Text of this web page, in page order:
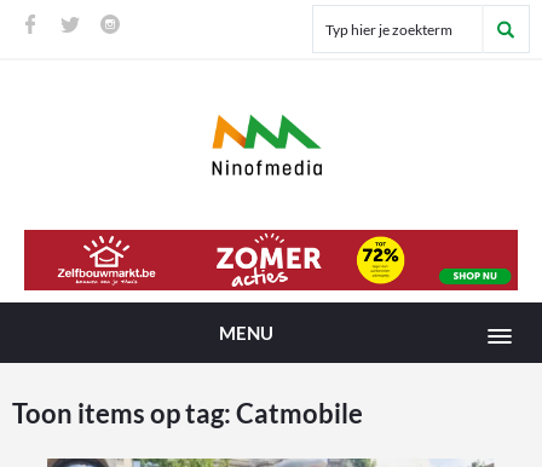
MENU
Toon items op tag:Catmobile